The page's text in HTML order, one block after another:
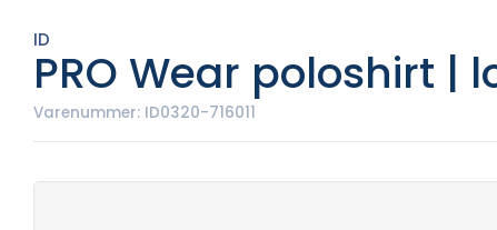
ID
PRO Wear poloshirt |
Varenummer: ID0320-716011